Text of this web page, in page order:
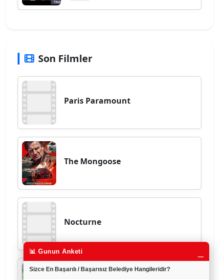
Son Filmler
Paris Paramount
The Mongoose
Nocturne
📊 Gunun Anketi
Sizce En Başarılı / Başarısız Belediye Hangileridir?